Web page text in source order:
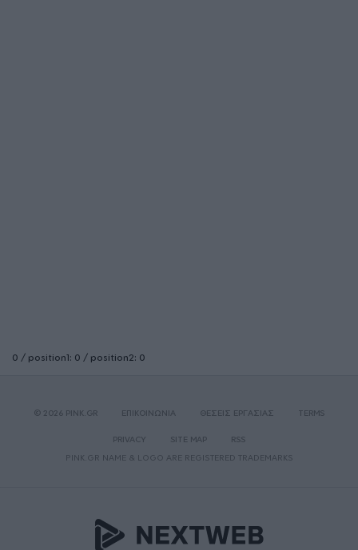
0 / position1: 0 / position2: 0
© 2026 PINK.GR ΕΠΙΚΟΙΝΩΝΙΑ ΘΕΣΕΙΣ ΕΡΓΑΣΙΑΣ TERMS
PRIVACY SITE MAP
RSS
PINK.GR NAME & LOGO ARE REGISTERED TRADEMARKS